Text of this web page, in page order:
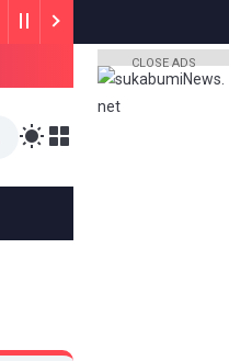
13, 2026
CLOSE ADS